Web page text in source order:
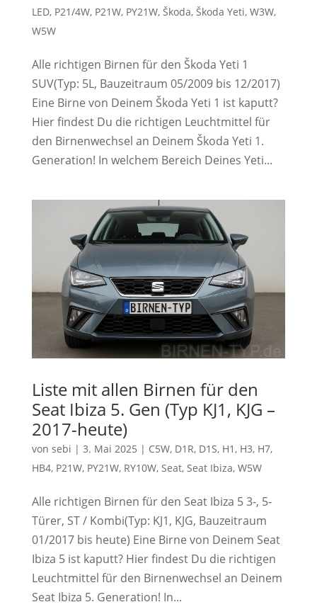
LED, P21/4W, P21W, PY21W, Škoda, Škoda Yeti, W3W,
W5W
Alle richtigen Birnen für den Škoda Yeti 1
SUV(Typ: 5L, Bauzeitraum 05/2009 bis 12/2017)
Eine Birne von Deinem Škoda Yeti 1 ist kaputt?
Hier findest Du die richtigen Leuchtmittel für
den Birnenwechsel an Deinem Škoda Yeti 1.
Generation! In welchem Bereich Deines Yeti...
Liste mit allen Birnen für den
Seat Ibiza 5. Gen (Typ KJ1, KJG –
2017-heute)
von sebi | 3. Mai 2025 | C5W, D1R, D1S, H1, H3, H7,
HB4, P21W, PY21W, RY10W, Seat, Seat Ibiza, W5W
Alle richtigen Birnen für den Seat Ibiza 5 3-, 5-
Türer, ST / Kombi(Typ: KJ1, KJG, Bauzeitraum
01/2017 bis heute) Eine Birne von Deinem Seat
Ibiza 5 ist kaputt? Hier findest Du die richtigen
Leuchtmittel für den Birnenwechsel an Deinem
Seat Ibiza 5. Generation! In...